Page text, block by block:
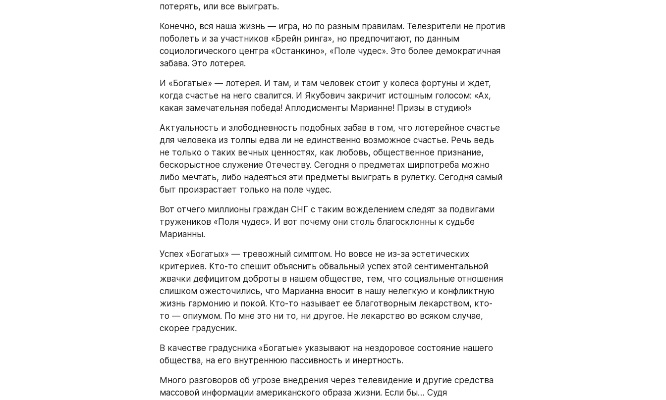
потерять, или все выиграть.
Конечно, вся наша жизнь — игра, но по разным правилам. Телезрители не против
поболеть и за участников «Брейн ринга», но предпочитают, по данным
социологического центра «Останкино», «Поле чудес». Это более демократичная
забава. Это лотерея.
И «Богатые» — лотерея. И там, и там человек стоит у колеса фортуны и ждет,
когда счастье на него свалится. И Якубович закричит истошным голосом: «Ах,
какая замечательная победа! Аплодисменты Марианне! Призы в студию!»
Актуальность и злободневность подобных забав в том, что лотерейное счастье
для человека из толпы едва ли не единственно возможное счастье. Речь ведь
не только о таких вечных ценностях, как любовь, общественное признание,
бескорыстное служение Отечеству. Сегодня о предметах ширпотреба можно
либо мечтать, либо надеяться эти предметы выиграть в рулетку. Сегодня самый
быт произрастает только на поле чудес.
Вот отчего миллионы граждан СНГ с таким вожделением следят за подвигами
тружеников «Поля чудес». И вот почему они столь благосклонны к судьбе
Марианны.
Успех «Богатых» — тревожный симптом. Но вовсе не из-за эстетических
критериев. Кто-то спешит объяснить обвальный успех этой сентиментальной
жвачки дефицитом доброты в нашем обществе, тем, что социальные отношения
слишком ожесточились, что Марианна вносит в нашу нелегкую и конфликтную
жизнь гармонию и покой. Кто-то называет ее благотворным лекарством, кто-
то — опиумом. По мне это ни то, ни другое. Не лекарство во всяком случае,
скорее градусник.
В качестве градусника «Богатые» указывают на нездоровое состояние нашего
общества, на его внутреннюю пассивность и инертность.
Много разговоров об угрозе внедрения через телевидение и другие средства
массовой информации американского образа жизни. Если бы… Судя